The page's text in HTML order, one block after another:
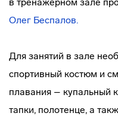
Олег Беспалов.
Для занятий в зале
спортивный костюм и
плавания – купальный
тапки, полотенце, а